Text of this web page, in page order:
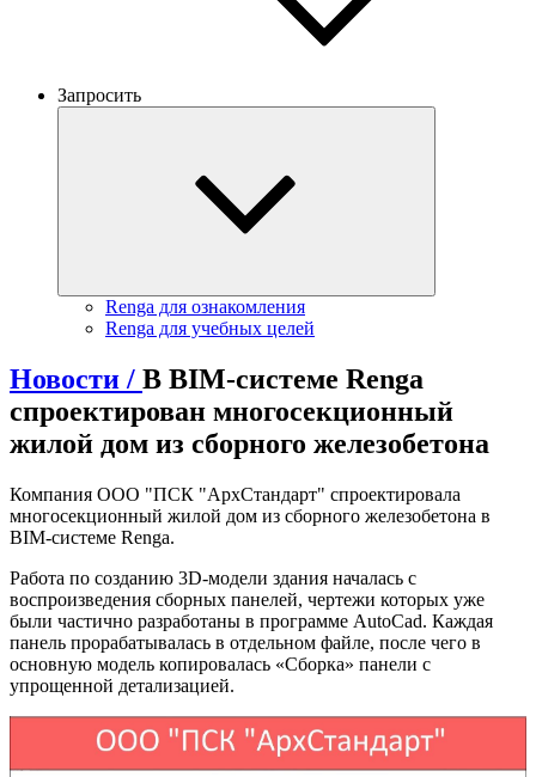
Запросить
Renga для ознакомления
Renga для учебных целей
Новости / В BIM-системе Renga
спроектирован многосекционный
жилой дом из сборного железобетона
Компания ООО "ПСК "АрхСтандарт" спроектировала
многосекционный жилой дом из сборного железобетона в
BIM-системе Renga.
Работа по созданию 3D-модели здания началась с
воспроизведения сборных панелей, чертежи которых уже
были частично разработаны в программе AutoCad. Каждая
панель прорабатывалась в отдельном файле, после чего в
основную модель копировалась «Cборка» панели с
упрощенной детализацией.